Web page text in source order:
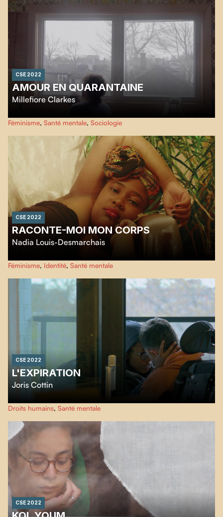
CSE 2022
AMOUR EN QUARANTAINE
Millefiore Clarkes
Alors que les consignes relatives à la COVID viennent restreindre les
interactions humaines,Millefiore Clarkes
nature de l’amour lui-même
Féminisme, Santé mentale, Sociologie
CSE 2022
RACONTE-MOI MON CORPS
Nadia Louis-Desmarchais
Court métrage documentaire sur Naila Rabel et sa relation avec son corps
alors qu'elle a dû naviguer, en grandissant, dans la stigmatisation que vivent
les personnes grosses dans notre société.
Féminisme, Identité, Santé mentale
CSE 2022
L'EXPIRATION
Joris Cottin
En pleine pandémie du Covid-19, Steeve Day atteint de SLA depuis 8 ans
décide de faire appel à l'aide à mourir.
Droits humains, Santé mentale
CSE 2022